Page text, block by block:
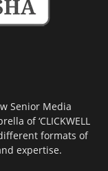
Senior Media
of ‘CLICKWELL
different formats of
expertise.